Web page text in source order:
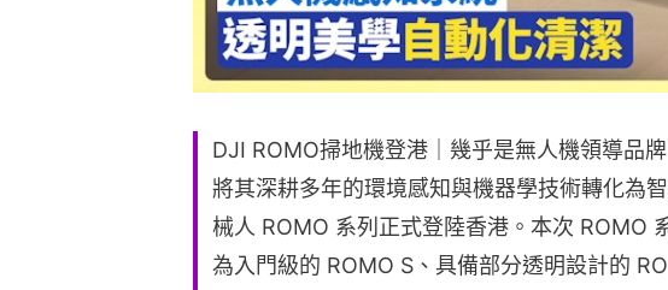
DJI ROMO掃地機登港｜幾乎是無人機領導品
將其深耕多年的環境感知與機器學技術轉化為
械人 ROMO 系列正式登陸香港。本次 ROMO
為入門級的 ROMO S、具備部分透明設計的